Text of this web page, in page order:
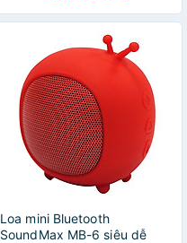
Loa mini Bluetooth
SoundMax MB-6 siêu dễ